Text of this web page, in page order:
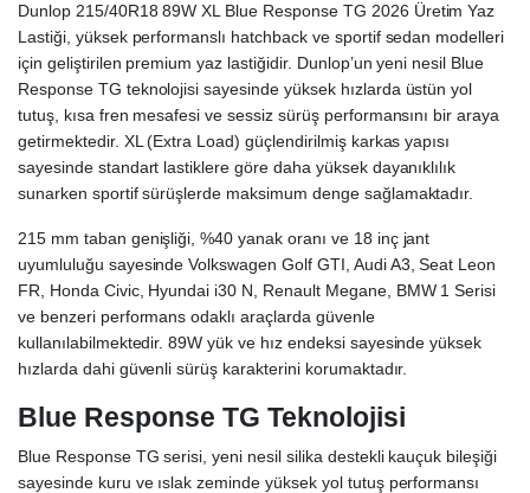
Dunlop 215/40R18 89W XL Blue Response TG 2026 Üretim Yaz
Lastiği, yüksek performanslı hatchback ve sportif sedan modelleri
için geliştirilen premium yaz lastiğidir. Dunlop’un yeni nesil Blue
Response TG teknolojisi sayesinde yüksek hızlarda üstün yol
tutuş, kısa fren mesafesi ve sessiz sürüş performansını bir araya
getirmektedir. XL (Extra Load) güçlendirilmiş karkas yapısı
sayesinde standart lastiklere göre daha yüksek dayanıklılık
sunarken sportif sürüşlerde maksimum denge sağlamaktadır.
215 mm taban genişliği, %40 yanak oranı ve 18 inç jant
uyumluluğu sayesinde Volkswagen Golf GTI, Audi A3, Seat Leon
FR, Honda Civic, Hyundai i30 N, Renault Megane, BMW 1 Serisi
ve benzeri performans odaklı araçlarda güvenle
kullanılabilmektedir. 89W yük ve hız endeksi sayesinde yüksek
hızlarda dahi güvenli sürüş karakterini korumaktadır.
Blue Response TG Teknolojisi
Blue Response TG serisi, yeni nesil silika destekli kauçuk bileşiği
sayesinde kuru ve ıslak zeminde yüksek yol tutuş performansı